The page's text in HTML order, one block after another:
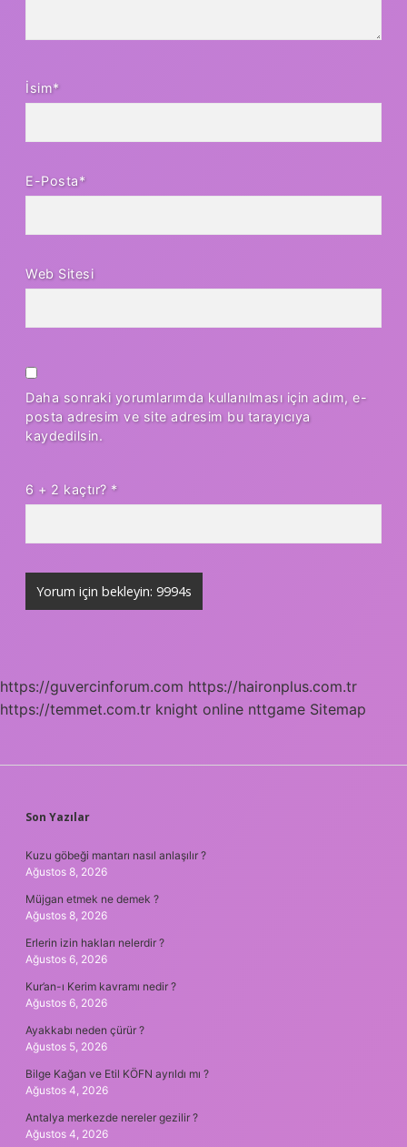
İsim*
E-Posta*
Web Sitesi
Daha sonraki yorumlarımda kullanılması için adım, e-
posta adresim ve site adresim bu tarayıcıya
kaydedilsin.
6 + 2 kaçtır? *
https://guvercinforum.com https://haironplus.com.tr
https://temmet.com.tr knight online nttgame Sitemap
SIDEBAR
Son Yazılar
Kuzu göbeği mantarı nasıl anlaşılır ?
Ağustos 8, 2026
Müjgan etmek ne demek ?
Ağustos 8, 2026
Erlerin izin hakları nelerdir ?
Ağustos 6, 2026
Kur’an-ı Kerim kavramı nedir ?
Ağustos 6, 2026
Ayakkabı neden çürür ?
Ağustos 5, 2026
Bilge Kağan ve Etil KÖFN ayrıldı mı ?
Ağustos 4, 2026
Antalya merkezde nereler gezilir ?
Ağustos 4, 2026